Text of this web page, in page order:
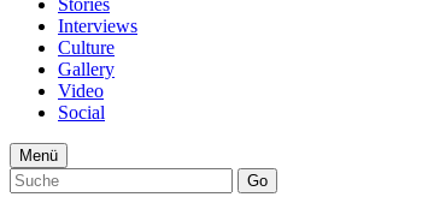
Interviews
Culture
Gallery
Video
Social
Menü
Go